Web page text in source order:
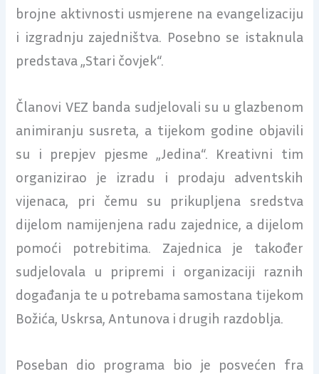
brojne aktivnosti usmjerene na evangelizaciju
i izgradnju zajedništva. Posebno se istaknula
predstava „Stari čovjek“.
Članovi VEZ banda sudjelovali su u glazbenom
animiranju susreta, a tijekom godine objavili
su i prepjev pjesme „Jedina“. Kreativni tim
organizirao je izradu i prodaju adventskih
vijenaca, pri čemu su prikupljena sredstva
dijelom namijenjena radu zajednice, a dijelom
pomoći potrebitima. Zajednica je također
sudjelovala u pripremi i organizaciji raznih
događanja te u potrebama samostana tijekom
Božića, Uskrsa, Antunova i drugih razdoblja.
Poseban dio programa bio je posvećen fra